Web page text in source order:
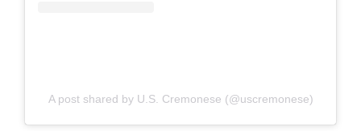
A post shared by U.S. Cremonese (@uscremonese)